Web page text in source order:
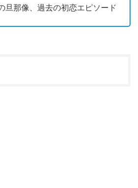
旦那像、過去の初恋エピソード